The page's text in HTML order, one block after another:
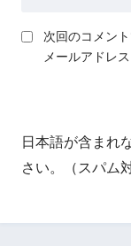
次回のコメン
メールアドレ
日本語が含まれ
さい。（スパム